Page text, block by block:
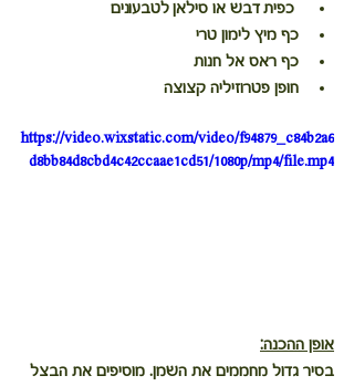
כף מיץ לימון טרי
כף ראס אל חנות
חופן פטרוזיליה קצוצה
https://video.wixstatic.com/video/f94879_c84b2a6
d8bb84d8cbd4c42ccaae1cd51/1080p/mp4/file.mp4
אופן ההכנה:
בסיר גדול מחממים את השמן. מוסיפים את הבצל